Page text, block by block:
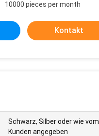
10000 pieces per month
Kontakt
Schwarz, Silber oder wie vom
Kunden angegeben